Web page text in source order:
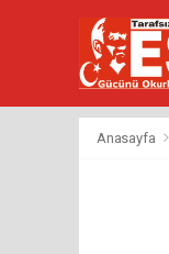
Anasayfa